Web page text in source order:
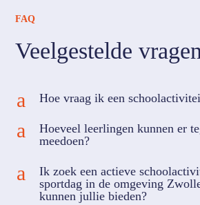
FAQ
Veelgestelde vragen
a Hoe vraag ik een
a
Hoeveel leerlingen kunnen er
meedoen?
a
Ik zoek een actieve
sportdag in de omgeving
kunnen jullie bieden?